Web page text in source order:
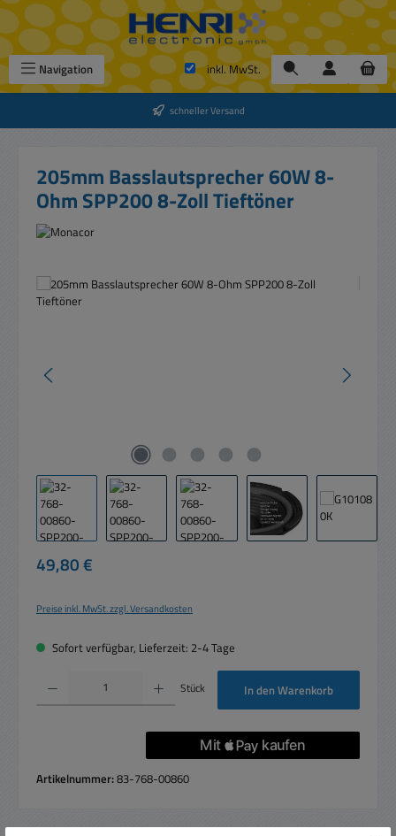
Zum Hauptinhalt springen
Navigation inkl. MwSt.
schneller Versand
205mm Basslautsprecher 60W 8-
Ohm SPP200 8-Zoll Tieftöner
Bildergalerie überspringen
Regulärer Preis:
49,80 €
Preise inkl. MwSt. zzgl. Versandkosten
Sofort verfügbar, Lieferzeit: 2-4 Tage
Produkt Anzahl: Gib den gewünschten Wert ein oder benutze die Schaltflächen um
Stück In den Warenkorb
Artikelnummer:83-768-00860